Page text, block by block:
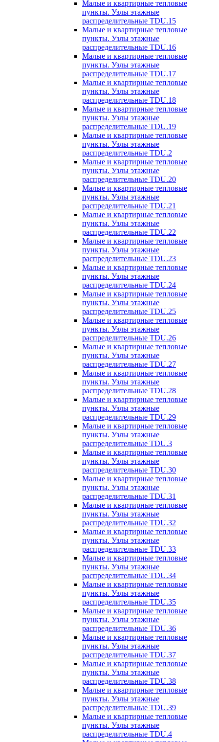
Малые и квартирные тепловые
пункты. Узлы этажные
распределительные TDU.15
Малые и квартирные тепловые
пункты. Узлы этажные
распределительные TDU.16
Малые и квартирные тепловые
пункты. Узлы этажные
распределительные TDU.17
Малые и квартирные тепловые
пункты. Узлы этажные
распределительные TDU.18
Малые и квартирные тепловые
пункты. Узлы этажные
распределительные TDU.19
Малые и квартирные тепловые
пункты. Узлы этажные
распределительные TDU.2
Малые и квартирные тепловые
пункты. Узлы этажные
распределительные TDU.20
Малые и квартирные тепловые
пункты. Узлы этажные
распределительные TDU.21
Малые и квартирные тепловые
пункты. Узлы этажные
распределительные TDU.22
Малые и квартирные тепловые
пункты. Узлы этажные
распределительные TDU.23
Малые и квартирные тепловые
пункты. Узлы этажные
распределительные TDU.24
Малые и квартирные тепловые
пункты. Узлы этажные
распределительные TDU.25
Малые и квартирные тепловые
пункты. Узлы этажные
распределительные TDU.26
Малые и квартирные тепловые
пункты. Узлы этажные
распределительные TDU.27
Малые и квартирные тепловые
пункты. Узлы этажные
распределительные TDU.28
Малые и квартирные тепловые
пункты. Узлы этажные
распределительные TDU.29
Малые и квартирные тепловые
пункты. Узлы этажные
распределительные TDU.3
Малые и квартирные тепловые
пункты. Узлы этажные
распределительные TDU.30
Малые и квартирные тепловые
пункты. Узлы этажные
распределительные TDU.31
Малые и квартирные тепловые
пункты. Узлы этажные
распределительные TDU.32
Малые и квартирные тепловые
пункты. Узлы этажные
распределительные TDU.33
Малые и квартирные тепловые
пункты. Узлы этажные
распределительные TDU.34
Малые и квартирные тепловые
пункты. Узлы этажные
распределительные TDU.35
Малые и квартирные тепловые
пункты. Узлы этажные
распределительные TDU.36
Малые и квартирные тепловые
пункты. Узлы этажные
распределительные TDU.37
Малые и квартирные тепловые
пункты. Узлы этажные
распределительные TDU.38
Малые и квартирные тепловые
пункты. Узлы этажные
распределительные TDU.39
Малые и квартирные тепловые
пункты. Узлы этажные
распределительные TDU.4